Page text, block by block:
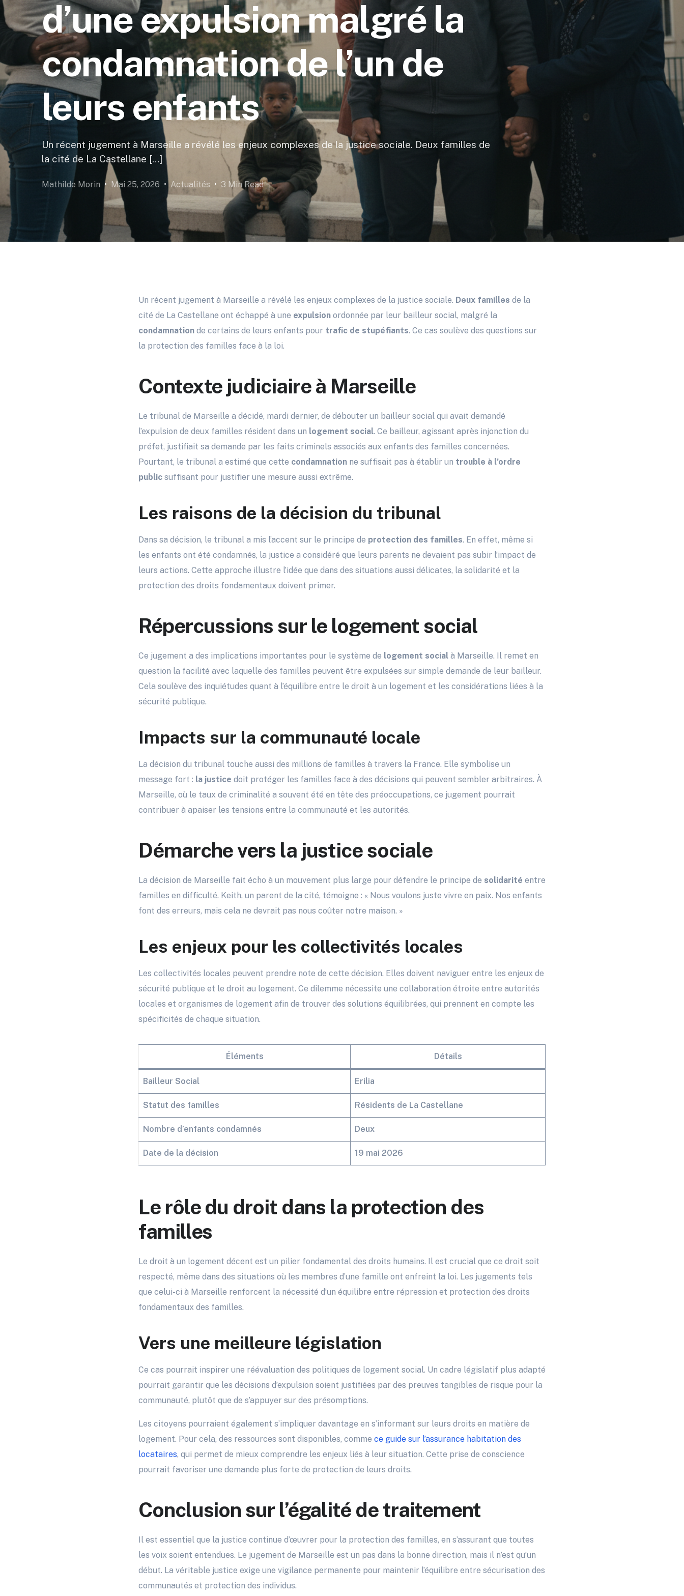
d’une expulsion malgré la
condamnation de l’un de
leurs enfants
Un récent jugement à Marseille a révélé les enjeux complexes de la justice sociale. Deux familles de
la cité de La Castellane […]
Mathilde Morin Mai 25, 2026 Actualités 3 Min Read
Un récent jugement à Marseille a révélé les enjeux complexes de la justice sociale. Deux familles de la
cité de La Castellane ont échappé à une expulsion ordonnée par leur bailleur social, malgré la
condamnation de certains de leurs enfants pour trafic de stupéfiants. Ce cas soulève des questions sur
la protection des familles face à la loi.
Contexte judiciaire à Marseille
Le tribunal de Marseille a décidé, mardi dernier, de débouter un bailleur social qui avait demandé
l’expulsion de deux familles résident dans un logement social. Ce bailleur, agissant après injonction du
préfet, justifiait sa demande par les faits criminels associés aux enfants des familles concernées.
Pourtant, le tribunal a estimé que cette condamnation ne suffisait pas à établir un trouble à l’ordre
public suffisant pour justifier une mesure aussi extrême.
Les raisons de la décision du tribunal
Dans sa décision, le tribunal a mis l’accent sur le principe de protection des familles. En effet, même si
les enfants ont été condamnés, la justice a considéré que leurs parents ne devaient pas subir l’impact de
leurs actions. Cette approche illustre l’idée que dans des situations aussi délicates, la solidarité et la
protection des droits fondamentaux doivent primer.
Répercussions sur le logement social
Ce jugement a des implications importantes pour le système de logement social à Marseille. Il remet en
question la facilité avec laquelle des familles peuvent être expulsées sur simple demande de leur bailleur.
Cela soulève des inquiétudes quant à l’équilibre entre le droit à un logement et les considérations liées à la
sécurité publique.
Impacts sur la communauté locale
La décision du tribunal touche aussi des millions de familles à travers la France. Elle symbolise un
message fort : la justice doit protéger les familles face à des décisions qui peuvent sembler arbitraires. À
Marseille, où le taux de criminalité a souvent été en tête des préoccupations, ce jugement pourrait
contribuer à apaiser les tensions entre la communauté et les autorités.
Démarche vers la justice sociale
La décision de Marseille fait écho à un mouvement plus large pour défendre le principe de solidarité entre
familles en difficulté. Keith, un parent de la cité, témoigne : « Nous voulons juste vivre en paix. Nos enfants
font des erreurs, mais cela ne devrait pas nous coûter notre maison. »
Les enjeux pour les collectivités locales
Les collectivités locales peuvent prendre note de cette décision. Elles doivent naviguer entre les enjeux de
sécurité publique et le droit au logement. Ce dilemme nécessite une collaboration étroite entre autorités
locales et organismes de logement afin de trouver des solutions équilibrées, qui prennent en compte les
spécificités de chaque situation.
Éléments Détails
Bailleur Social Erilia
Statut des familles Résidents de La Castellane
Nombre d’enfants condamnés Deux
Date de la décision 19 mai 2026
Le rôle du droit dans la protection des
familles
Le droit à un logement décent est un pilier fondamental des droits humains. Il est crucial que ce droit soit
respecté, même dans des situations où les membres d’une famille ont enfreint la loi. Les jugements tels
que celui-ci à Marseille renforcent la nécessité d’un équilibre entre répression et protection des droits
fondamentaux des familles.
Vers une meilleure législation
Ce cas pourrait inspirer une réévaluation des politiques de logement social. Un cadre législatif plus adapté
pourrait garantir que les décisions d’expulsion soient justifiées par des preuves tangibles de risque pour la
communauté, plutôt que de s’appuyer sur des présomptions.
Les citoyens pourraient également s’impliquer davantage en s’informant sur leurs droits en matière de
logement. Pour cela, des ressources sont disponibles, comme ce guide sur l’assurance habitation des
locataires, qui permet de mieux comprendre les enjeux liés à leur situation. Cette prise de conscience
pourrait favoriser une demande plus forte de protection de leurs droits.
Conclusion sur l’égalité de traitement
Il est essentiel que la justice continue d’œuvrer pour la protection des familles, en s’assurant que toutes
les voix soient entendues. Le jugement de Marseille est un pas dans la bonne direction, mais il n’est qu’un
début. La véritable justice exige une vigilance permanente pour maintenir l’équilibre entre sécurisation des
communautés et protection des individus.